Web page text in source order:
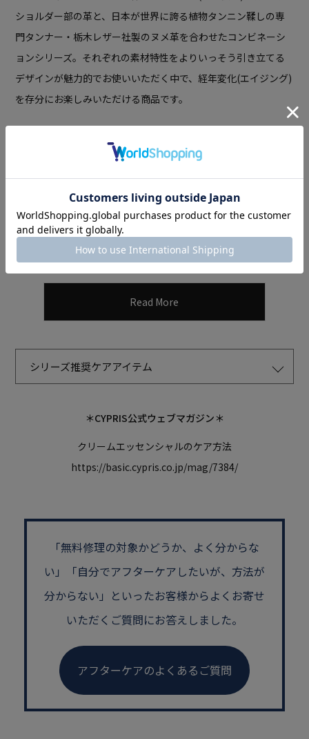
ショルダー部の革と、 日本が世界に誇る植物タンニン鞣しの専
門タンナー・栃木レザー社製のヌメ革を合わせたコンビネーシ
ョンシリーズ。 それぞれの素材特性をよりいっそう引き立てる
デザインが魅力的でお使いいただく中で、経年変化(エイジング)
を存分にお楽しみいただける商品です。
Read More
シリーズ推奨ケアアイテム
＊CYPRIS公式ウェブマガジン＊
クリームエッセンシャルのケア方法
https://basic.cypris.co.jp/mag/7384/
「無料修理の対象かどうか、よく分からな
い」
「自分でアフターケアしたいが、方法が
分からない」といったお客様からよくお寄せ
いただくご質問にお答えしました。
アフターケアのよくあるご質問